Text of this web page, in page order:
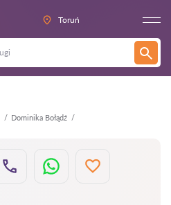
Toruń
Dominika Bołądź